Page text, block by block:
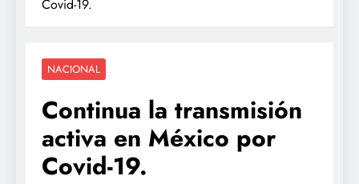
Covid-19.
NACIONAL
Continua la transmisión
activa en México por
Covid-19.